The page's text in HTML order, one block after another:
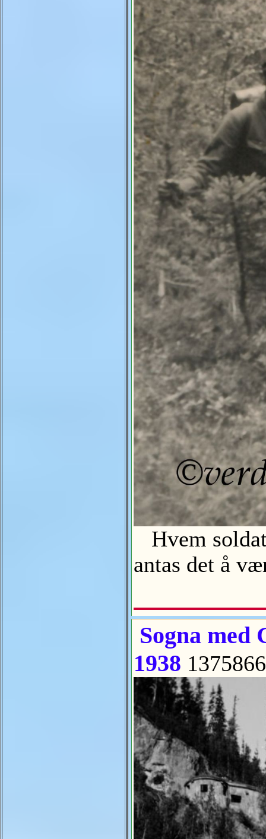
Hvem
antas det å
Sogna med
1938